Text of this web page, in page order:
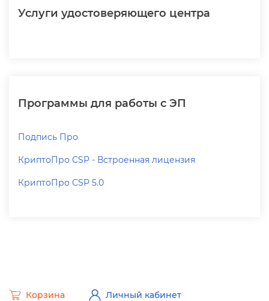
Услуги удостоверяющего центра
Программы для работы с ЭП
Подпись Про
КриптоПро CSP - Встроенная лицензия
КриптоПро CSP 5.0
Корзина Личный кабинет